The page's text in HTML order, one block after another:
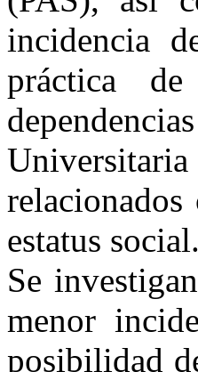
incidencia
práctica
estatus social.
Se
menor
posibilidad